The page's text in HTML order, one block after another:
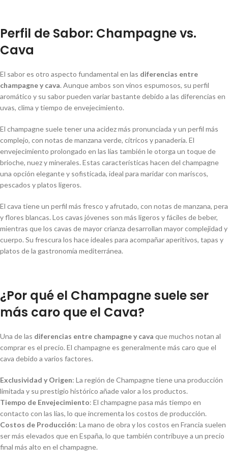
Perfil de Sabor: Champagne vs.
Cava
El sabor es otro aspecto fundamental en las diferencias entre
champagne y cava. Aunque ambos son vinos espumosos, su perfil
aromático y su sabor pueden variar bastante debido a las diferencias en
uvas, clima y tiempo de envejecimiento.
El champagne suele tener una acidez más pronunciada y un perfil más
complejo, con notas de manzana verde, cítricos y panadería. El
envejecimiento prolongado en las lías también le otorga un toque de
brioche, nuez y minerales. Estas características hacen del champagne
una opción elegante y sofisticada, ideal para maridar con mariscos,
pescados y platos ligeros.
El cava tiene un perfil más fresco y afrutado, con notas de manzana, pera
y flores blancas. Los cavas jóvenes son más ligeros y fáciles de beber,
mientras que los cavas de mayor crianza desarrollan mayor complejidad y
cuerpo. Su frescura los hace ideales para acompañar aperitivos, tapas y
platos de la gastronomía mediterránea.
¿Por qué el Champagne suele ser
más caro que el Cava?
Una de las diferencias entre champagne y cava que muchos notan al
comprar es el precio. El champagne es generalmente más caro que el
cava debido a varios factores.
Exclusividad y Origen: La región de Champagne tiene una producción
limitada y su prestigio histórico añade valor a los productos.
Tiempo de Envejecimiento: El champagne pasa más tiempo en
contacto con las lías, lo que incrementa los costos de producción.
Costos de Producción: La mano de obra y los costos en Francia suelen
ser más elevados que en España, lo que también contribuye a un precio
final más alto en el champagne.